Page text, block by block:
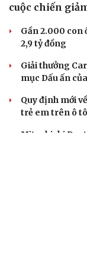
cuộc chiến
Gần 2.000 con
2,9 tỷ đồng
Giải thưởng
mục Dấu ấn
Quy định mới
trẻ em trên ô
Mitsubishi